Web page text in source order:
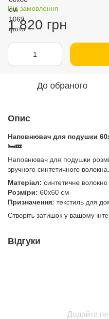
Під замовлення
1 820 грн
До обраного
Опис
Наповнювач для подушки
🛏️💤
Наповнювач для подушки
зручного синтетичного волокна.
Матеріал: синтетичне волокно
Розміри: 60x60 см
Призначення: текстиль для
Створіть затишок у вашому
Відгуки
Додайте